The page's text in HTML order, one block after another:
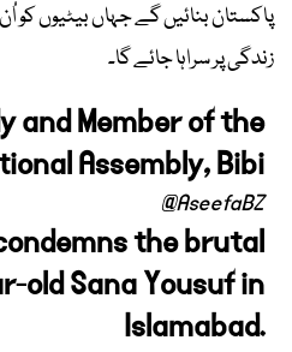
پاکستان بنائیں گے جہاں بیٹیوں کو
زندگی پر سراہا جائے گا۔
and Member of the
Assembly, Bibi
@AseefaBZ
the brutal
old Sana Yousuf in
Islamabad.